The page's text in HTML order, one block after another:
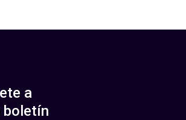
a
boletín